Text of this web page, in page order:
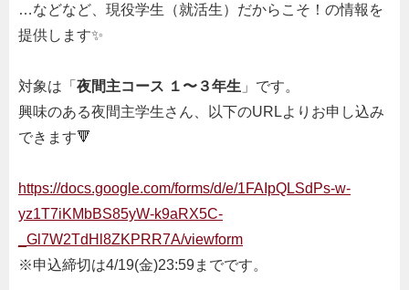
…などなど、現役学生（就活生）だからこそ！の情報を
提供します✨
対象は「 夜間主コース １〜３年生 」です。
興味のある夜間主学生さん、以下のURLよりお申し込み
できます🔻
https://docs.google.com/forms/d/e/1FAIpQLSdPs-w-
yz1T7iKMbBS85yW-k9aRX5C-
_Gl7W2TdHl8ZKPRR7A/viewform
※申込締切は4/19(金)23:59までです。